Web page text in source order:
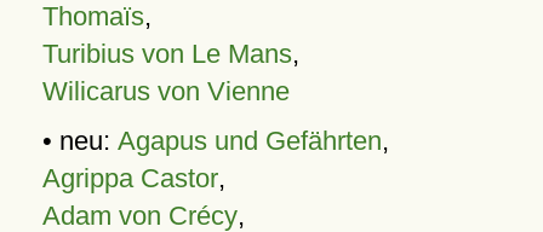
Thomaïs,
Turibius von Le Mans,
Wilicarus von Vienne
• neu: Agapus und Gefährten,
Agrippa Castor,
Adam von Crécy,